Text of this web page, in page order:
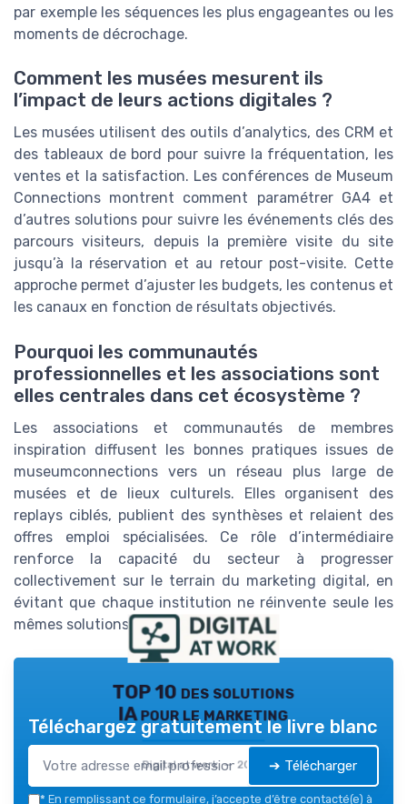
par exemple les séquences les plus engageantes ou les
moments de décrochage.
Comment les musées mesurent ils
l’impact de leurs actions digitales ?
Les musées utilisent des outils d’analytics, des CRM et
des tableaux de bord pour suivre la fréquentation, les
ventes et la satisfaction. Les conférences de Museum
Connections montrent comment paramétrer GA4 et
d’autres solutions pour suivre les événements clés des
parcours visiteurs, depuis la première visite du site
jusqu’à la réservation et au retour post-visite. Cette
approche permet d’ajuster les budgets, les contenus et
les canaux en fonction de résultats objectivés.
Pourquoi les communautés
professionnelles et les associations sont
elles centrales dans cet écosystème ?
Les associations et communautés de membres
inspiration diffusent les bonnes pratiques issues de
museumconnections vers un réseau plus large de
musées et de lieux culturels. Elles organisent des
replays ciblés, publient des synthèses et relaient des
offres emploi spécialisées. Ce rôle d’intermédiaire
renforce la capacité du secteur à progresser
collectivement sur le terrain du marketing digital, en
évitant que chaque institution ne réinvente seule les
mêmes solutions.
TOP 10 des solutions
IA pour le marketing
Digital at work — 2026
Téléchargez gratuitement le livre blanc
➔ Télécharger
* En remplissant ce formulaire, j’accepte d’être contacté(e) à